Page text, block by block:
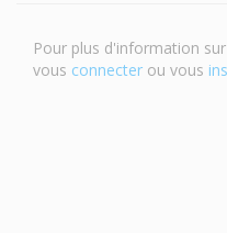
Pour plus d'information
vous connecter ou vous